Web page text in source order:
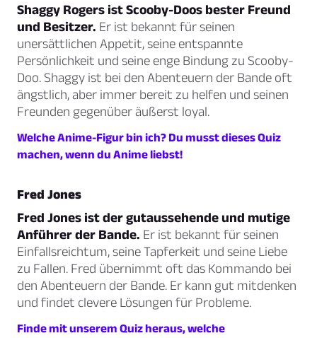
Shaggy Rogers ist Scooby-Doos bester Freund
und Besitzer. Er ist bekannt für seinen
unersättlichen Appetit, seine entspannte
Persönlichkeit und seine enge Bindung zu Scooby-
Doo. Shaggy ist bei den Abenteuern der Bande oft
ängstlich, aber immer bereit zu helfen und seinen
Freunden gegenüber äußerst loyal.
Welche Anime-Figur bin ich? Du musst dieses Quiz
machen, wenn du Anime liebst!
Fred Jones
Fred Jones ist der gutaussehende und mutige
Anführer der Bande. Er ist bekannt für seinen
Einfallsreichtum, seine Tapferkeit und seine Liebe
zu Fallen. Fred übernimmt oft das Kommando bei
den Abenteuern der Bande. Er kann gut mitdenken
und findet clevere Lösungen für Probleme.
Finde mit unserem Quiz heraus, welche